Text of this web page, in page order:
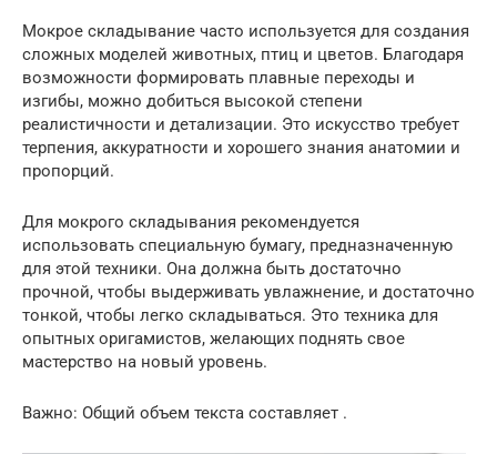
Мокрое складывание часто используется для создания
сложных моделей животных, птиц и цветов. Благодаря
возможности формировать плавные переходы и
изгибы, можно добиться высокой степени
реалистичности и детализации. Это искусство требует
терпения, аккуратности и хорошего знания анатомии и
пропорций.
Для мокрого складывания рекомендуется
использовать специальную бумагу, предназначенную
для этой техники. Она должна быть достаточно
прочной, чтобы выдерживать увлажнение, и достаточно
тонкой, чтобы легко складываться. Это техника для
опытных оригамистов, желающих поднять свое
мастерство на новый уровень.
Важно: Общий объем текста составляет .